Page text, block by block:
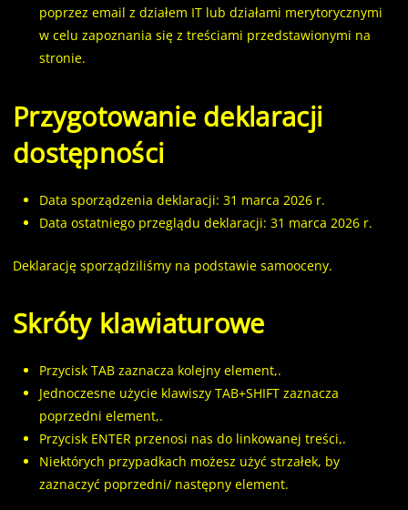
poprzez email z działem IT lub działami merytorycznymi
w celu zapoznania się z treściami przedstawionymi na
stronie.
Przygotowanie deklaracji
dostępności
Data sporządzenia deklaracji: 31 marca 2026 r.
Data ostatniego przeglądu deklaracji: 31 marca 2026 r.
Deklarację sporządziliśmy na podstawie samooceny.
Skróty klawiaturowe
Przycisk TAB zaznacza kolejny element,.
Jednoczesne użycie klawiszy TAB+SHIFT zaznacza
poprzedni element,.
Przycisk ENTER przenosi nas do linkowanej treści,.
Niektórych przypadkach możesz użyć strzałek, by
zaznaczyć poprzedni/ następny element.